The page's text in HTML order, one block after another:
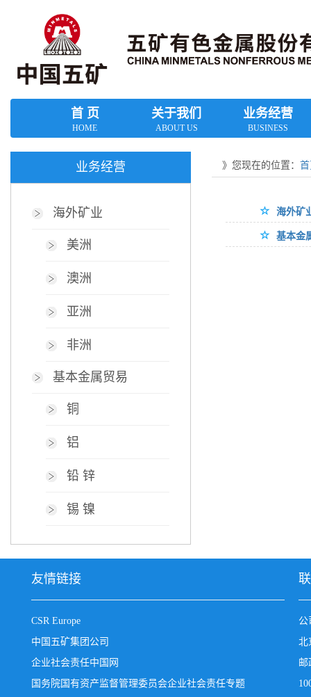
首 页
HOME
关于我们
ABOUT US
业务经营
BUSINESS
业务经营
海外矿业
美洲
澳洲
亚洲
非洲
基本金属贸易
铜
铝
铅 锌
锡 镍
》您现在的位置：
海外矿
基本金
友情链接
CSR Europe
中国五矿集团公司
企业社会责任中国网
国务院国有资产监督管理委员会企业社会责任专题
公
北
邮